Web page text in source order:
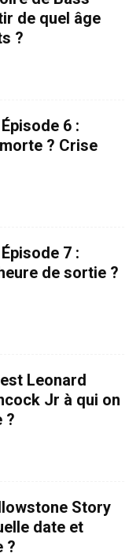
de quel âge
?
6 :
? Crise
7 :
de sortie ?
Leonard
Jr à qui on
?
Story
date et
?